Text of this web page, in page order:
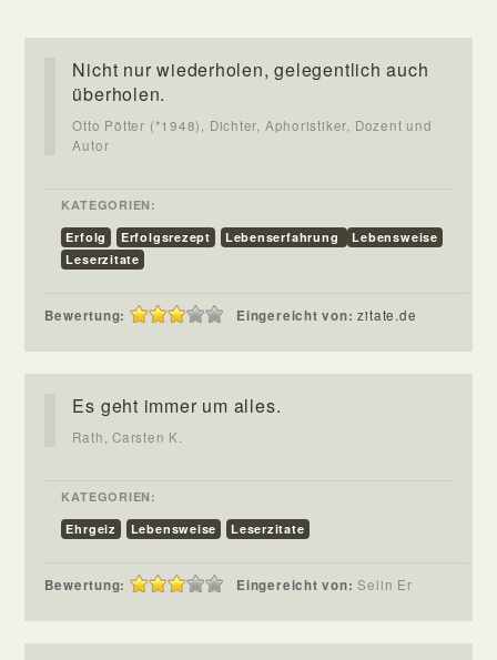
Nicht nur wiederholen, gelegentlich auch
überholen.
Otto Pötter (*1948), Dichter, Aphoristiker, Dozent und
Autor
KATEGORIEN:
Erfolg
Erfolgsrezept Lebenserfahrung
Lebensweise
Leserzitate
Bewertung: Eingereicht von:zitate.de
Es geht immer um alles.
Rath, Carsten K.
KATEGORIEN:
Ehrgeiz
Lebensweise Leserzitate
Bewertung: Eingereicht von:Selin Er